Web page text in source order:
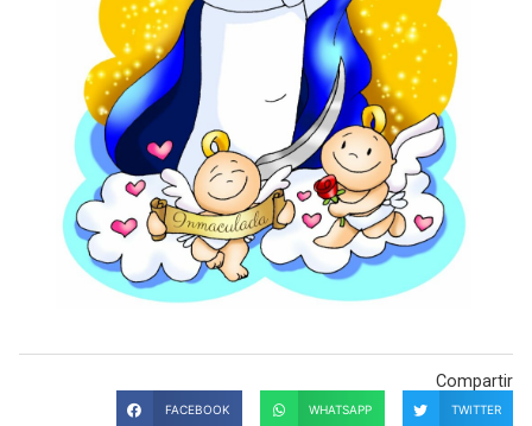
Compartir
FACEBOOK WHATSAPP TWITTER